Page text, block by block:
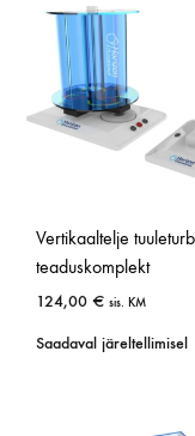
Vertikaaltelje
teaduskomplekt
124,00 € sis. KM
Saadaval järeltellimisel